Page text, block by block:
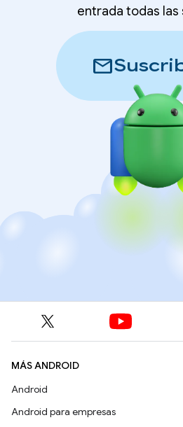
entrada todas las
mail
MÁS ANDROID
Android
Android para empresas